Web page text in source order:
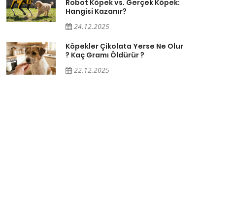
Robot Köpek vs. Gerçek Köpek:
Hangisi Kazanır?
24.12.2025
Köpekler Çikolata Yerse Ne Olur
? Kaç Gramı Öldürür ?
22.12.2025